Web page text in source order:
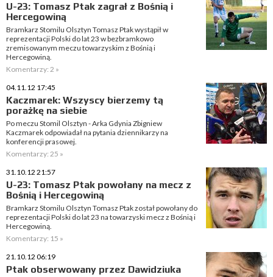
U-23: Tomasz Ptak zagrał z Bośnią i
Hercegowiną
Bramkarz Stomilu Olsztyn Tomasz Ptak wystąpił w
reprezentacji Polski do lat 23 w bezbramkowo
zremisowanym meczu towarzyskim z Bośnią i
Hercegowiną.
Komentarzy: 2 »
04.11.12 17:45
Kaczmarek: Wszyscy bierzemy tą
porażkę na siebie
Po meczu Stomil Olsztyn - Arka Gdynia Zbigniew
Kaczmarek odpowiadał na pytania dziennikarzy na
konferencji prasowej.
Komentarzy: 25 »
31.10.12 21:57
U-23: Tomasz Ptak powołany na mecz z
Bośnią i Hercegowiną
Bramkarz Stomilu Olsztyn Tomasz Ptak został powołany do
reprezentacji Polski do lat 23 na towarzyski mecz z Bośnią i
Hercegowiną.
Komentarzy: 15 »
21.10.12 06:19
Ptak obserwowany przez Dawidziuka